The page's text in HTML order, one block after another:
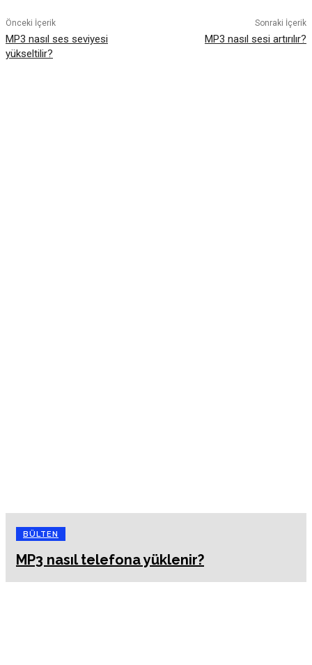
Önceki İçerik
MP3 nasıl ses seviyesi
yükseltilir?
Sonraki İçerik
MP3 nasıl sesi artırılır?
BÜLTEN
MP3 nasıl telefona yüklenir?